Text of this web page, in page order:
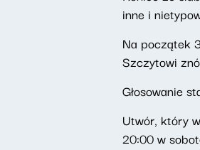
inne i
Na początek
Szczytowi
Głosowanie
Utwór, który
20:00 w